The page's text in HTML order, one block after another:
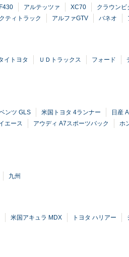
F430 アルテッツァ XC70 クラウンビ
ティトラック アルファGTV バネオ
イトヨタ ＵＤトラックス フォード
ンツ GLS 米国トヨタ 4ランナー 日産
エース アウディ A7スポーツバック
ホ
九州
米国アキュラ MDX トヨタ ハリアー